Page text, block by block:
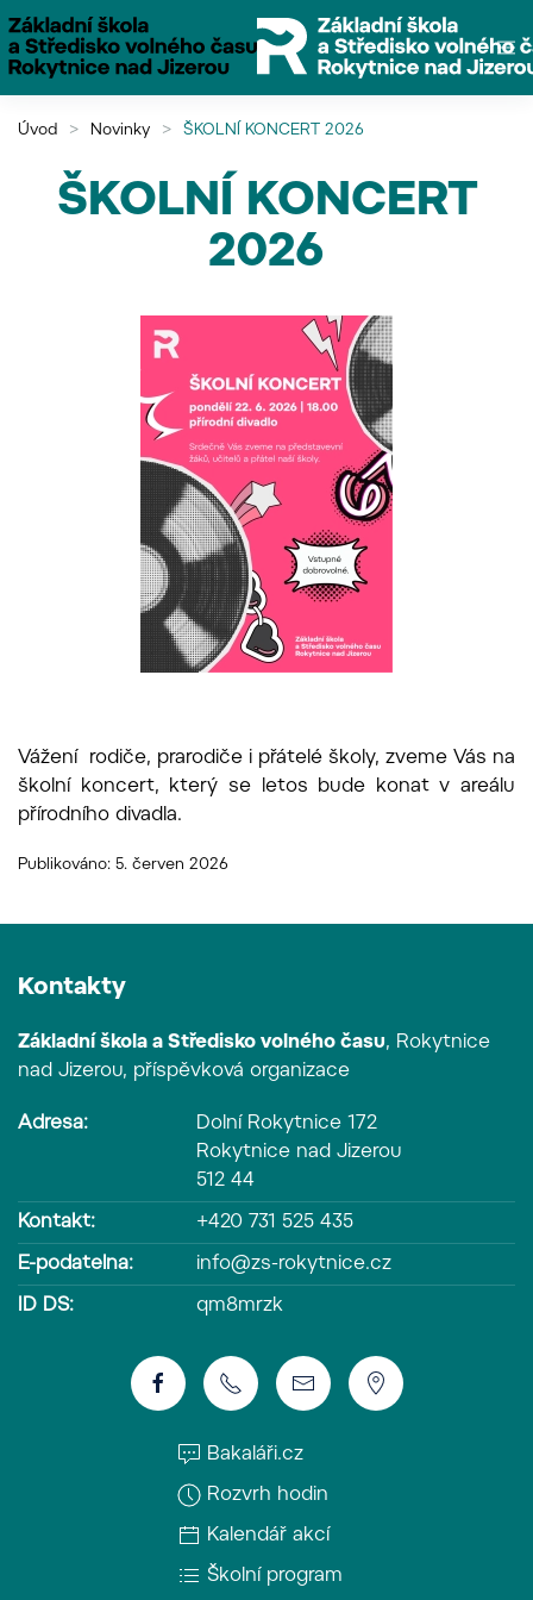
Přejít na hlavní obsah
Úvod Novinky ŠKOLNÍ KONCERT 2026
ŠKOLNÍ KONCERT
2026
Vážení rodiče, prarodiče i přátelé školy, zveme Vás na
školní koncert, který se letos bude konat v areálu
přírodního divadla.
Publikováno: 5. červen 2026
Kontakty
Základní škola a Středisko volného času, Rokytnice
nad Jizerou, příspěvková organizace
Adresa:
Dolní Rokytnice 172
Rokytnice nad Jizerou
512 44
Kontakt: +420 731 525 435
E-podatelna: info@zs-rokytnice.cz
ID DS: qm8mrzk
Bakaláři.cz
Rozvrh hodin
Kalendář akcí
Školní program